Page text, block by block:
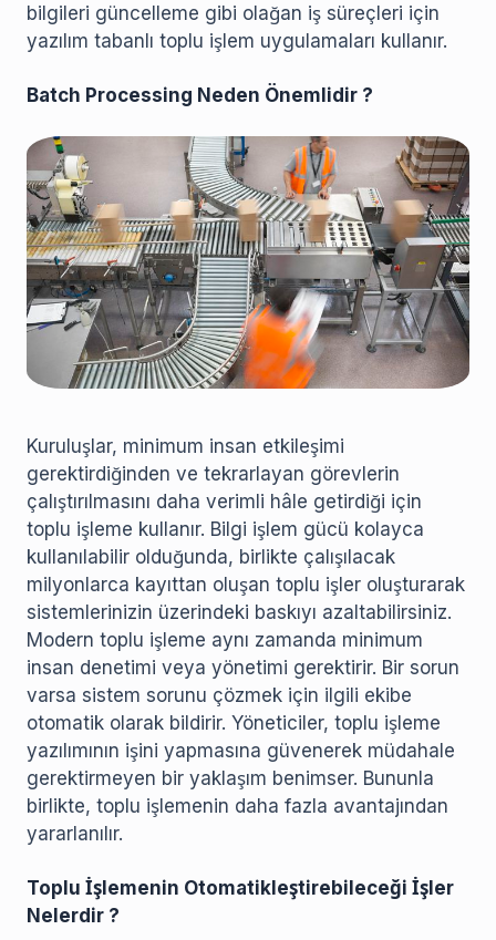
bilgileri güncelleme gibi olağan iş süreçleri için
yazılım tabanlı toplu işlem uygulamaları kullanır.
Batch Processing Neden Önemlidir ?
Kuruluşlar, minimum insan etkileşimi
gerektirdiğinden ve tekrarlayan görevlerin
çalıştırılmasını daha verimli hâle getirdiği için
toplu işleme kullanır. Bilgi işlem gücü kolayca
kullanılabilir olduğunda, birlikte çalışılacak
milyonlarca kayıttan oluşan toplu işler oluşturarak
sistemlerinizin üzerindeki baskıyı azaltabilirsiniz.
Modern toplu işleme aynı zamanda minimum
insan denetimi veya yönetimi gerektirir. Bir sorun
varsa sistem sorunu çözmek için ilgili ekibe
otomatik olarak bildirir. Yöneticiler, toplu işleme
yazılımının işini yapmasına güvenerek müdahale
gerektirmeyen bir yaklaşım benimser. Bununla
birlikte, toplu işlemenin daha fazla avantajından
yararlanılır.
Toplu İşlemenin Otomatikleştirebileceği İşler
Nelerdir ?